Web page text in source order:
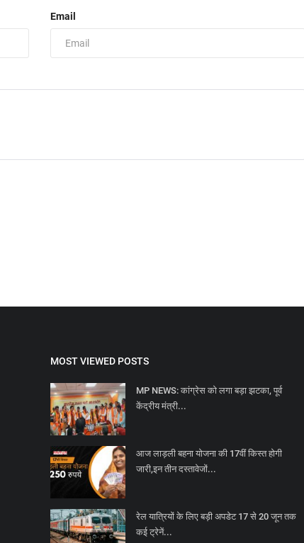
Email
MOST VIEWED POSTS
MP NEWS: कांग्रेस को लगा बड़ा झटका, पूर्व
केंद्रीय मंत्री...
आज लाड़ली बहना योजना की 17वीं किस्त होगी
जारी,इन तीन दस्तावेजों...
रेल यात्रियों के लिए बड़ी अपडेट 17 से 20 जून तक
कई ट्रेनें...